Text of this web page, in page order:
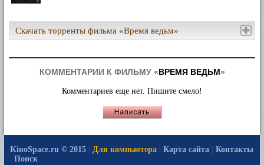
Скачать торренты фильма «Время ведьм»
КОММЕНТАРИИ К ФИЛЬМУ «ВРЕМЯ ВЕДЬМ»
Комментариев еще нет. Пишите смело!
KinoSpace.ru © 2015 | Для компьютера | Карта сайта | Контакты
| Поиск